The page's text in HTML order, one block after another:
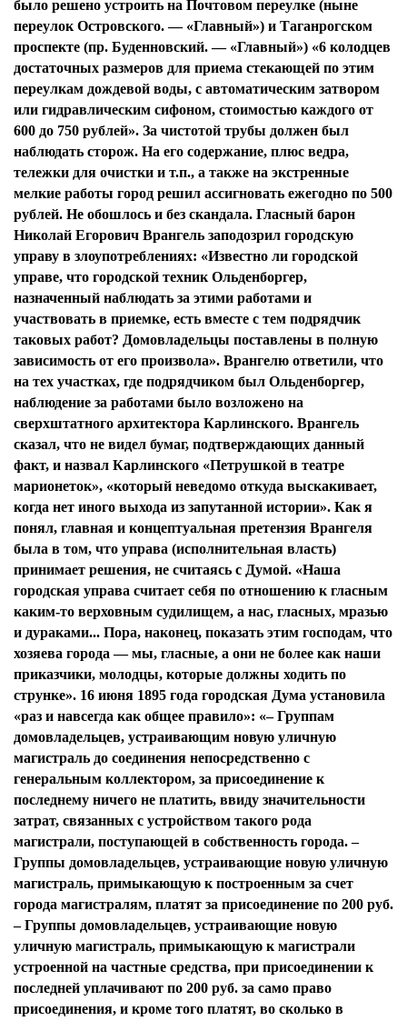
было решено устроить на Почтовом переулке (ныне
переулок Островского. — «Главный») и Таганрогском
проспекте (пр. Буденновский. — «Главный») «6 колодцев
достаточных размеров для приема стекающей по этим
переулкам дождевой воды, с автоматическим затвором
или гидравлическим сифоном, стоимостью каждого от
600 до 750 рублей». За чистотой трубы должен был
наблюдать сторож. На его содержание, плюс ведра,
тележки для очистки и т.п., а также на экстренные
мелкие работы город решил ассигновать ежегодно по 500
рублей. Не обошлось и без скандала. Гласный барон
Николай Егорович Врангель заподозрил городскую
управу в злоупотреблениях: «Известно ли городской
управе, что городской техник Ольденборгер,
назначенный наблюдать за этими работами и
участвовать в приемке, есть вместе с тем подрядчик
таковых работ? Домовладельцы поставлены в полную
зависимость от его произвола». Врангелю ответили, что
на тех участках, где подрядчиком был Ольденборгер,
наблюдение за работами было возложено на
сверхштатного архитектора Карлинского. Врангель
сказал, что не видел бумаг, подтверждающих данный
факт, и назвал Карлинского «Петрушкой в театре
марионеток», «который неведомо откуда выскакивает,
когда нет иного выхода из запутанной истории». Как я
понял, главная и концептуальная претензия Врангеля
была в том, что управа (исполнительная власть)
принимает решения, не считаясь с Думой. «Наша
городская управа считает себя по отношению к гласным
каким-то верховным судилищем, а нас, гласных, мразью
и дураками... Пора, наконец, показать этим господам, что
хозяева города — мы, гласные, а они не более как наши
приказчики, молодцы, которые должны ходить по
струнке». 16 июня 1895 года городская Дума установила
«раз и навсегда как общее правило»: «– Группам
домовладельцев, устраивающим новую уличную
магистраль до соединения непосредственно с
генеральным коллектором, за присоединение к
последнему ничего не платить, ввиду значительности
затрат, связанных с устройством такого рода
магистрали, поступающей в собственность города. –
Группы домовладельцев, устраивающие новую уличную
магистраль, примыкающую к построенным за счет
города магистралям, платят за присоединение по 200 руб.
– Группы домовладельцев, устраивающие новую
уличную магистраль, примыкающую к магистрали
устроенной на частные средства, при присоединении к
последней уплачивают по 200 руб. за само право
присоединения, и кроме того платят, во сколько в